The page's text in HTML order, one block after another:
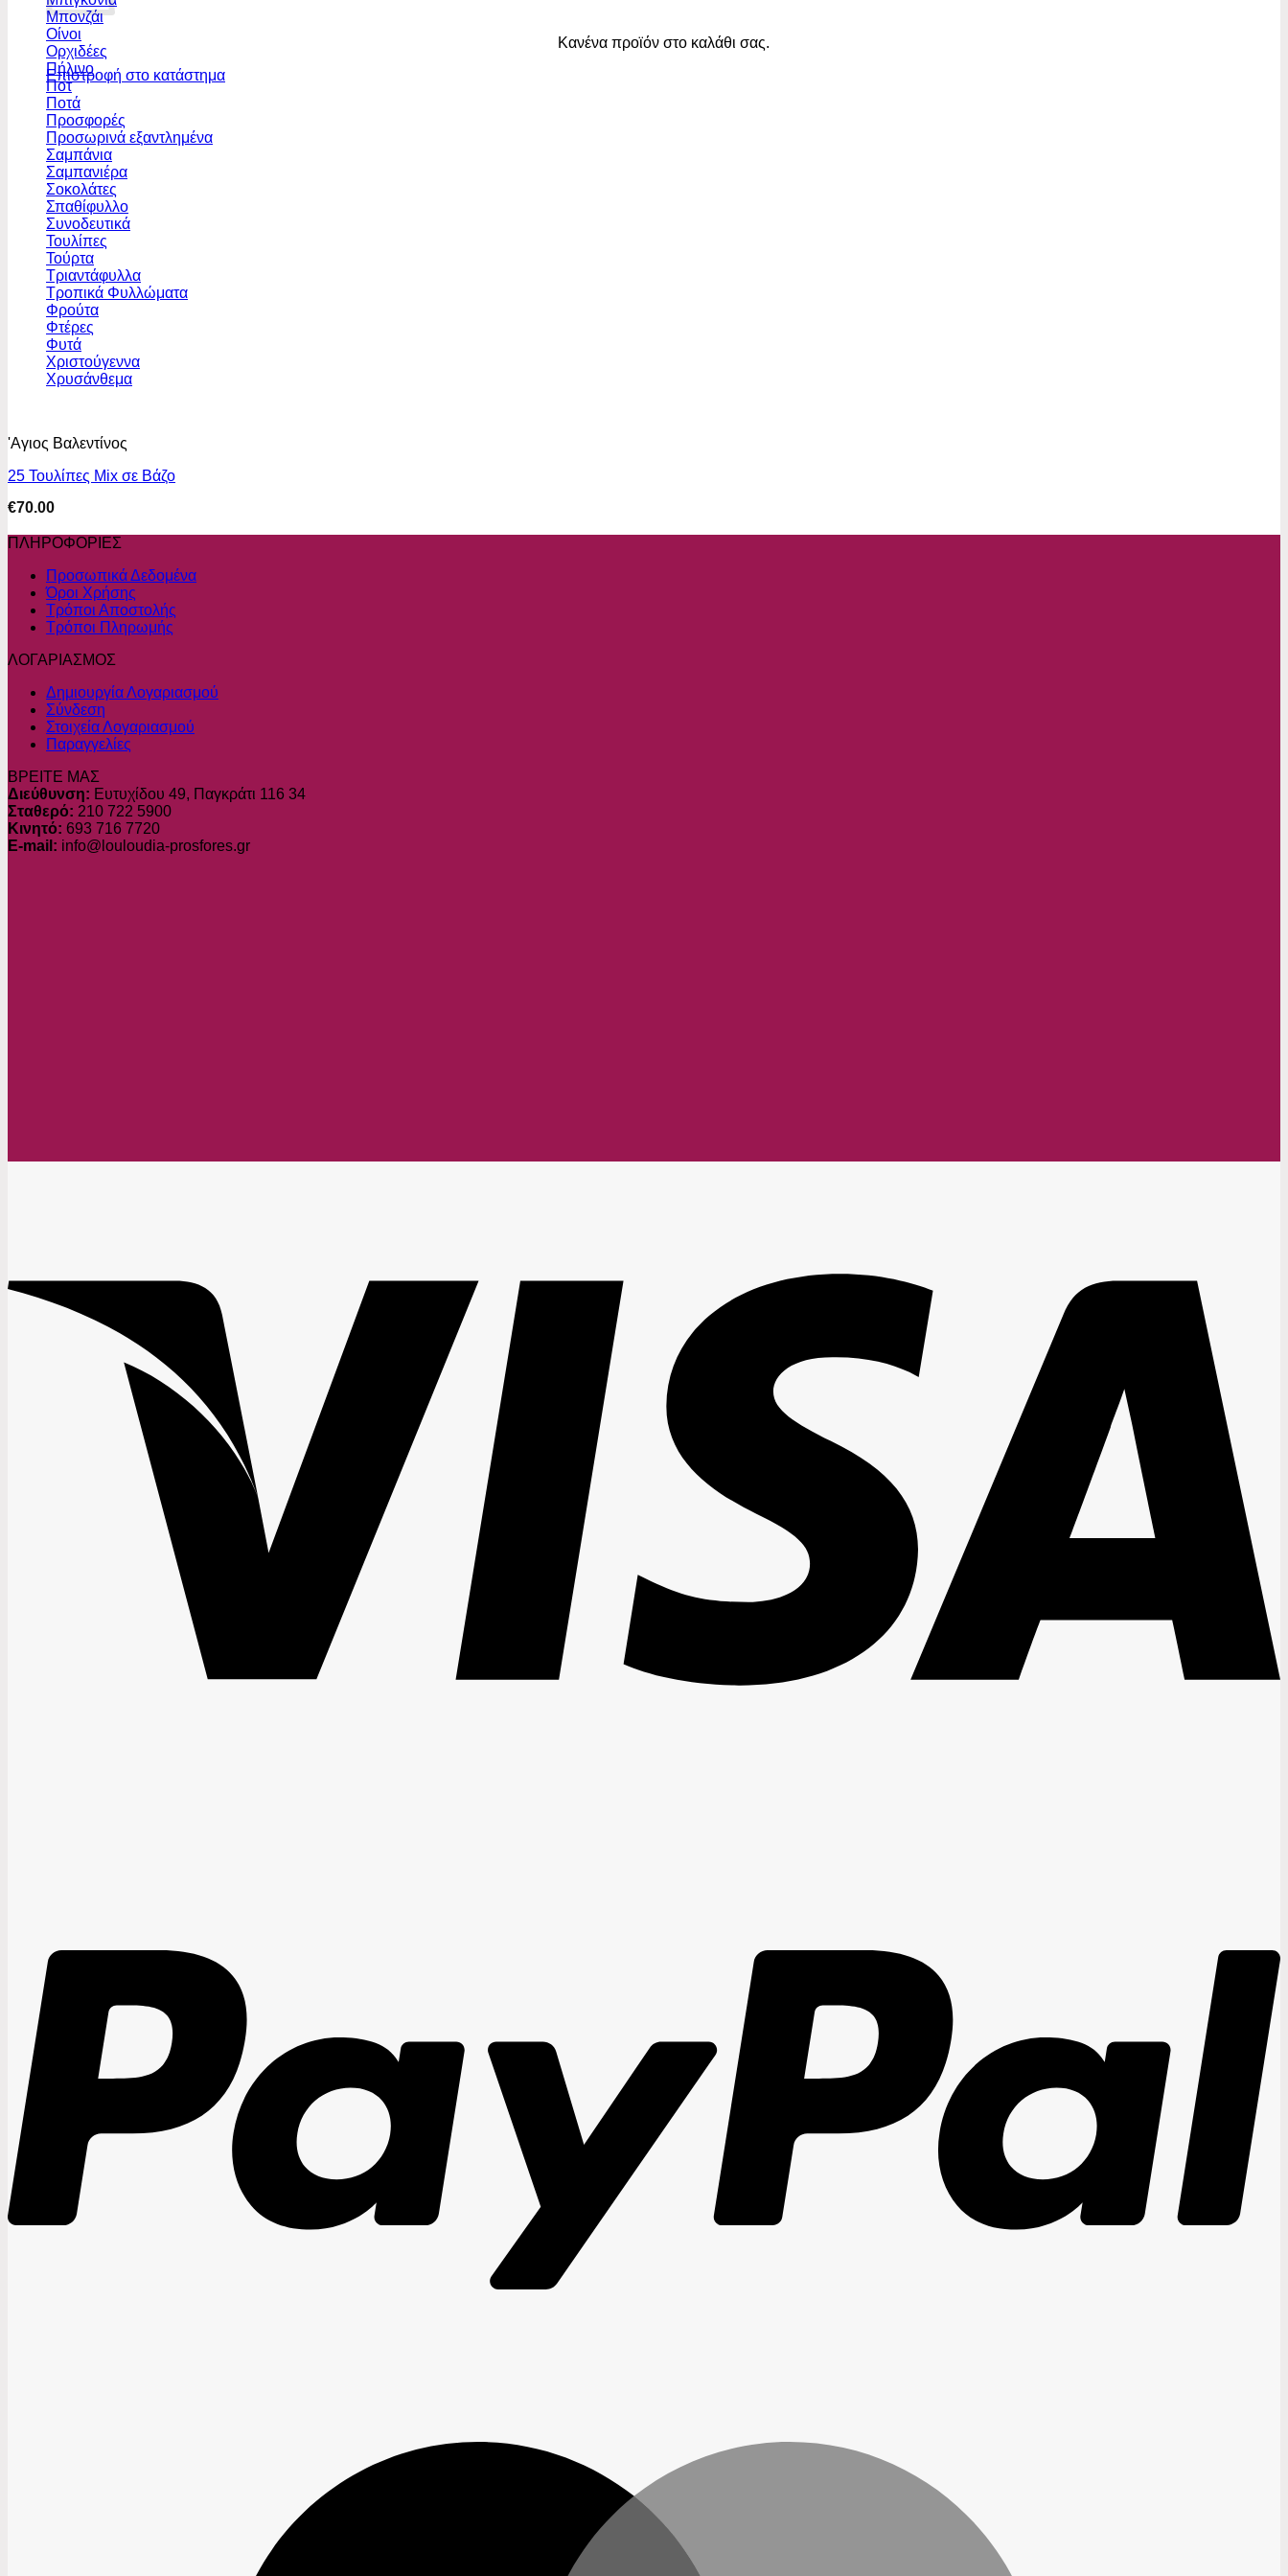
Κανένα προϊόν στο καλάθι σας.
Επιστροφή στο κατάστημα
Μπονζάι
Οίνοι
Ορχιδέες
Πήλινο
Ποτ
Ποτά
Προσφορές
Προσωρινά εξαντλημένα
Σαμπάνια
Σαμπανιέρα
Σοκολάτες
Σπαθίφυλλο
Συνοδευτικά
Τουλίπες
Τούρτα
Τριαντάφυλλα
Τροπικά Φυλλώματα
Φρούτα
Φτέρες
Φυτά
Χριστούγεννα
Χρυσάνθεμα
'Αγιος Βαλεντίνος
25 Τουλίπες Mix σε Βάζο
€70.00
ΠΛΗΡΟΦΟΡΙΕΣ
Προσωπικά Δεδομένα
Όροι Χρήσης
Τρόποι Αποστολής
Τρόποι Πληρωμής
ΛΟΓΑΡΙΑΣΜΟΣ
Δημιουργία Λογαριασμού
Σύνδεση
Στοιχεία Λογαριασμού
Παραγγελίες
ΒΡΕΙΤΕ ΜΑΣ
Διεύθυνση: Ευτυχίδου 49, Παγκράτι 116 34
Σταθερό: 210 722 5900
Κινητό: 693 716 7720
E-mail: info@louloudia-prosfores.gr